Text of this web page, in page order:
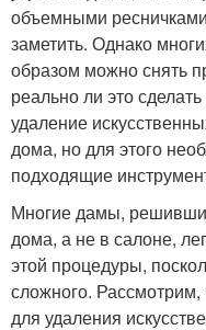
объемными
заметить. Однако
образом можно снять
реально ли это
удаление
дома, но для этого
подходящие
Многие дамы,
дома, а не в салоне,
этой процедуры,
сложного.
для удаления